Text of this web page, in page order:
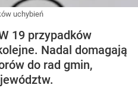
uchybień
19 przypadków
Nadal domagają
do rad gmin,